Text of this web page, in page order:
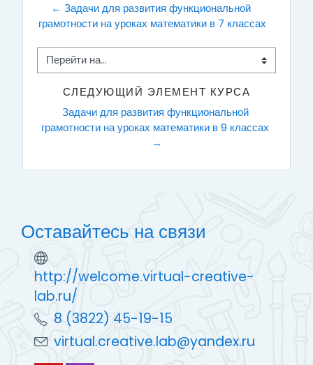
← Задачи для развития функциональной
грамотности на уроках математики в 7 классах
Перейти на...
СЛЕДУЮЩИЙ ЭЛЕМЕНТ КУРСА
Задачи для развития функциональной
грамотности на уроках математики в 9 классах
→
Оставайтесь на связи
http://welcome.virtual-creative-
lab.ru/
8 (3822) 45-19-15
virtual.creative.lab@yandex.ru